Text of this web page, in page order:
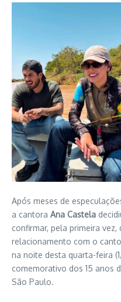
Após meses de
a cantora Ana Castela
confirmar, pela primeira
relacionamento com o
na noite desta quarta-feira
comemorativo dos 15 anos
São Paulo.